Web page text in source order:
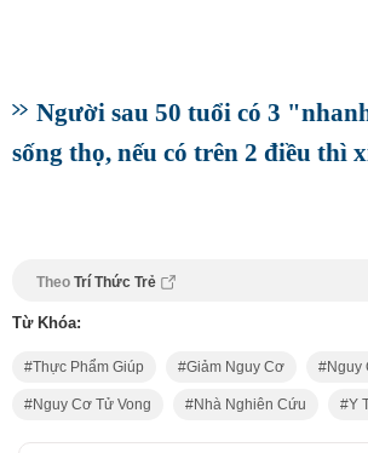
Người sau 50 tuổi có 3
sống thọ, nếu có trên 2 điều thì
Theo Trí Thức Trẻ
Từ Khóa:
Thực Phẩm Giúp Giảm Nguy Cơ Nguy
Nguy Cơ Tử Vong Nhà Nghiên Cứu Y